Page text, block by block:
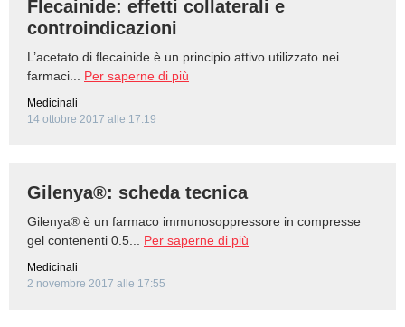
DIETA
GUIDE
FORUM
Flecainide: effetti collaterali e
controindicazioni
L’acetato di flecainide è un principio attivo utilizzato nei
farmaci... Per saperne di più
Medicinali
14 ottobre 2017 alle 17:19
Gilenya®: scheda tecnica
Gilenya® è un farmaco immunosoppressore in compresse
gel contenenti 0.5... Per saperne di più
Medicinali
2 novembre 2017 alle 17:55